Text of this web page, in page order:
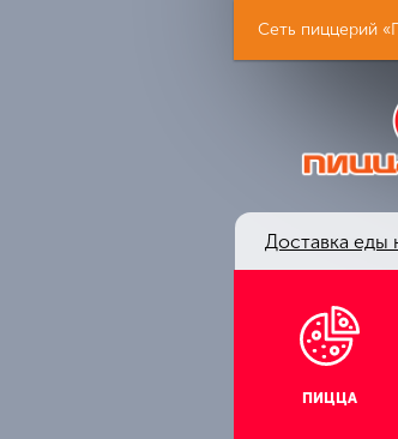
Сеть пиццерий
Доставка еды
ПИЦЦА